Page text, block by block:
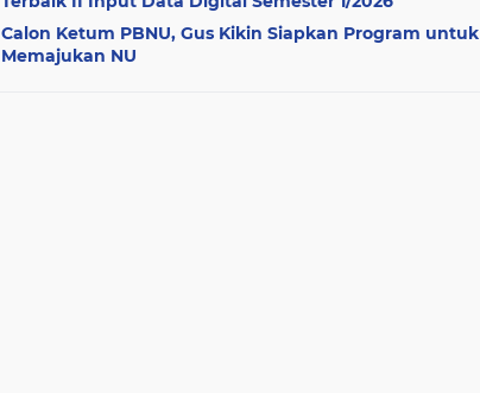
Calon Ketum PBNU, Gus Kikin Siapkan Program untuk
Memajukan NU